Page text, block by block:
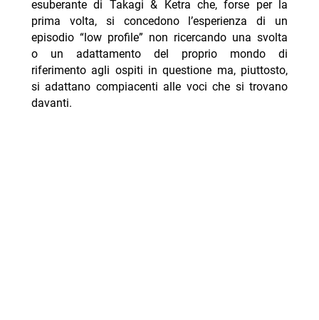
esuberante di Takagi & Ketra che, forse per la
prima volta, si concedono l’esperienza di un
episodio “low profile” non ricercando una svolta
o un adattamento del proprio mondo di
riferimento agli ospiti in questione ma, piuttosto,
si adattano compiacenti alle voci che si trovano
davanti.